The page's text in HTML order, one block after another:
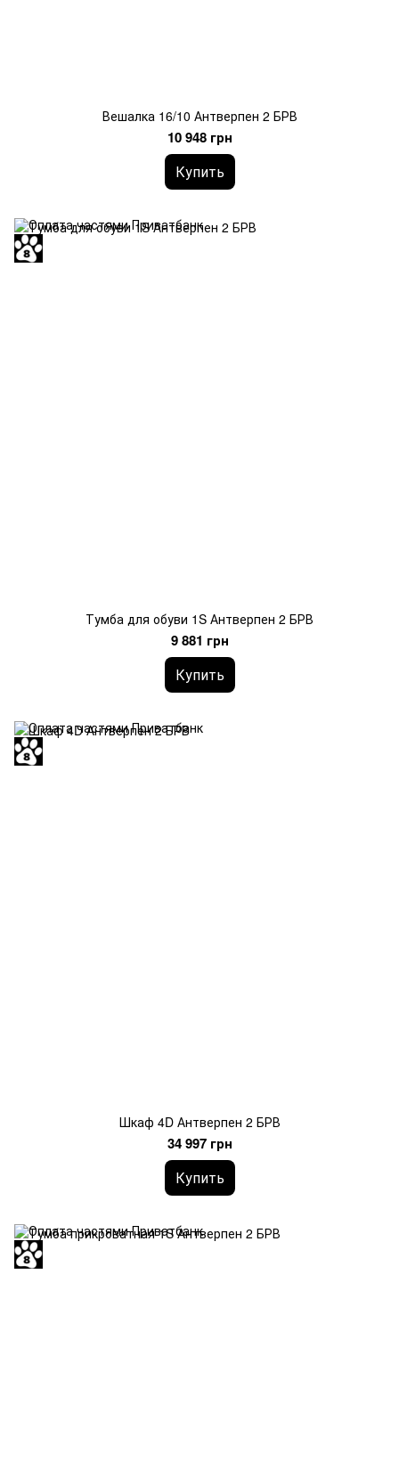
Вешалка 16/10 Антверпен 2 БРВ
10 948 грн
Купить
Тумба для обуви 1S Антверпен 2 БРВ
9 881 грн
Купить
Шкаф 4D Антверпен 2 БРВ
34 997 грн
Купить